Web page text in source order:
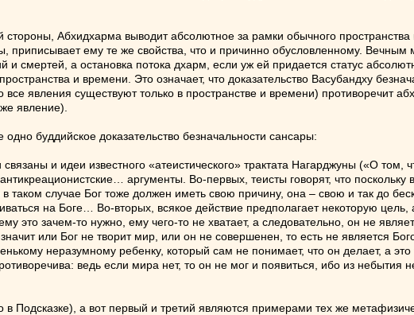
Абхидхарма выводит абсолютное за рамки обычного пространства
приписывает ему те же свойства, что и причинно обусловленному. Вечным
смертей, а остановка потока дхарм, если уж ей придается статус
и времени. Это означает, что доказательство Васубандху
явления существуют только в пространстве и времени) противоречит
явление).
буддийское доказательство безначальности сансары:
и идеи известного «атеистического» трактата Нагарджуны («О
аргументы. Во-первых, теисты говорят, что
таком случае Бог тоже должен иметь свою причину, она – свою и так до
на Боге… Во-вторых, всякое действие предполагает некоторую
это зачем-то нужно, ему чего-то не хватает, а следовательно, он не
или Бог не творит мир, или он не совершенен, то есть не является
неразумному ребенку, который сам не понимает, что он делает, а
ведь если мира нет, то он не мог и появиться, ибо из небытия
в Подсказке), а вот первый и третий являются примерами тех же